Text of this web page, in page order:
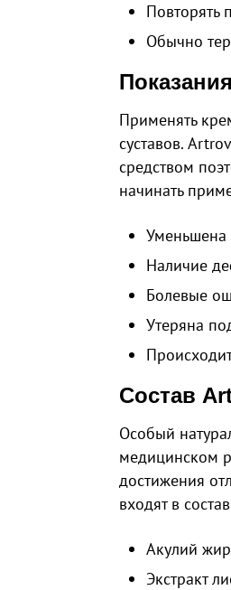
Повторять
Обычно
Показания
Применять
суставов.
средством
начинать
Уменьшена
Наличие
Болевые
Утеряна
Состав
Особый
медицинском
достижения
входят в
Акулий
Экстракт